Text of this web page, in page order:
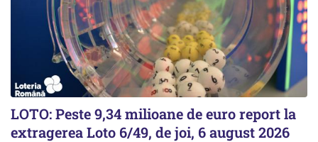
LOTO: Peste 9,34 milioane de euro report la
extragerea Loto 6/49, de joi, 6 august 2026